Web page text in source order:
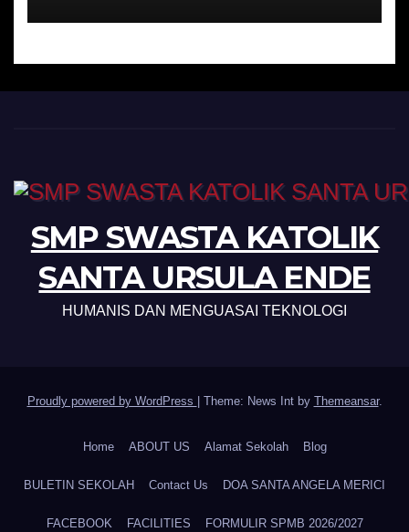
SMP SWASTA KATOLIK
SANTA URSULA ENDE
HUMANIS DAN MENGUASAI TEKNOLOGI
Proudly powered by WordPress Theme: News Int by Themeansar.
Home ABOUT US Alamat Sekolah Blog
BULETIN SEKOLAH Contact Us DOA SANTA ANGELA MERICI
FACEBOOK FACILITIES FORMULIR SPMB 2026/2027